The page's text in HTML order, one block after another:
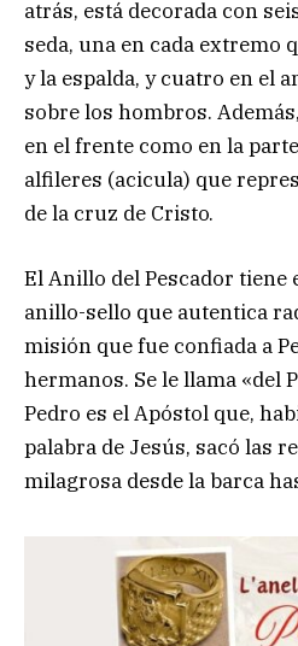
atrás, está decorada con
seda, una en cada extremo
y la espalda, y cuatro en el
sobre los hombros.
en el frente como en la
alfileres (acicula) que
de la cruz de Cristo.
El Anillo del Pescador tiene
anillo-sello que autentica
misión que fue confiada a
hermanos. Se le llama «del
Pedro es el Apóstol que,
palabra de Jesús, sacó las
milagrosa desde la barca